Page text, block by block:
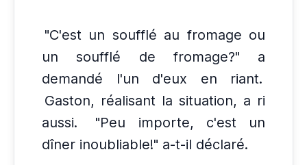
"C'est un soufflé au fromage ou
un soufflé de fromage?" a
demandé l'un d'eux en riant.
Gaston, réalisant la situation, a ri
aussi.
"Peu importe, c'est un
dîner inoubliable!" a-t-il déclaré.